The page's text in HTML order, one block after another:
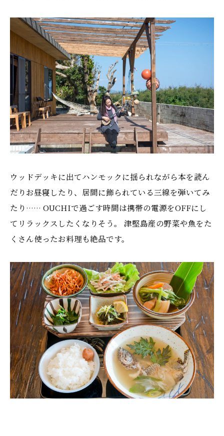
ウッドデッキに出てハンモックに揺られながら本を読ん
だりお昼寝したり、居間に飾られている三線を弾いてみ
たり…… OUCHIで過ごす時間は携帯の電源をOFFにし
てリラックスしたくなりそう。 津堅島産の野菜や魚をた
くさん使ったお料理も絶品です。